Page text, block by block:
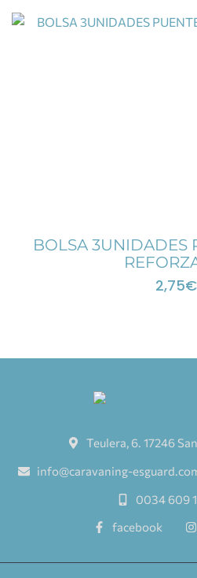
BOLSA 3UNIDADES
2,75€
Teulera, 6. 17246
info@caravaning-
0034 609
facebook